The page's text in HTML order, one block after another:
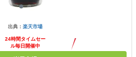
出典： 楽天市場
24時間タイムセー
ル毎日開催中